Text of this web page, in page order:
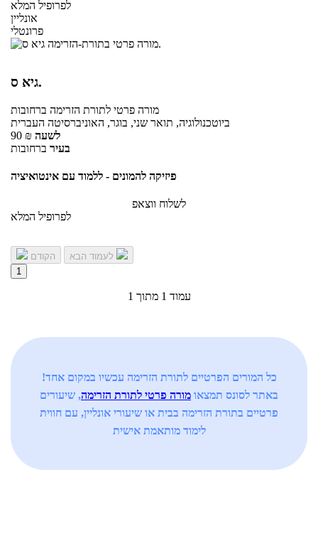
לפרופיל המלא
אונליין
פרונטלי
גיא ס.
מורה פרטי לתורת הזרימה ברחובות
ביוטכנולוגיה, תואר שני, בוגר, האוניברסיטה העברית
90 ₪ לשעה
בעיר ברחובות
פיזיקה להמונים - ללמוד עם אינטואיציה
לשלוח ווצאפ
לפרופיל המלא
הקודם
1
עמוד 1 מתוך 1
כל המורים הפרטיים לתורת הזרימה עכשיו במקום אחד!
באתר לסונס תמצאו מורה פרטי לתורת הזרימה, שיעורים
פרטיים בתורת הזרימה בבית או שיעורי אונליין, עם חווית
לימוד מותאמת אישית